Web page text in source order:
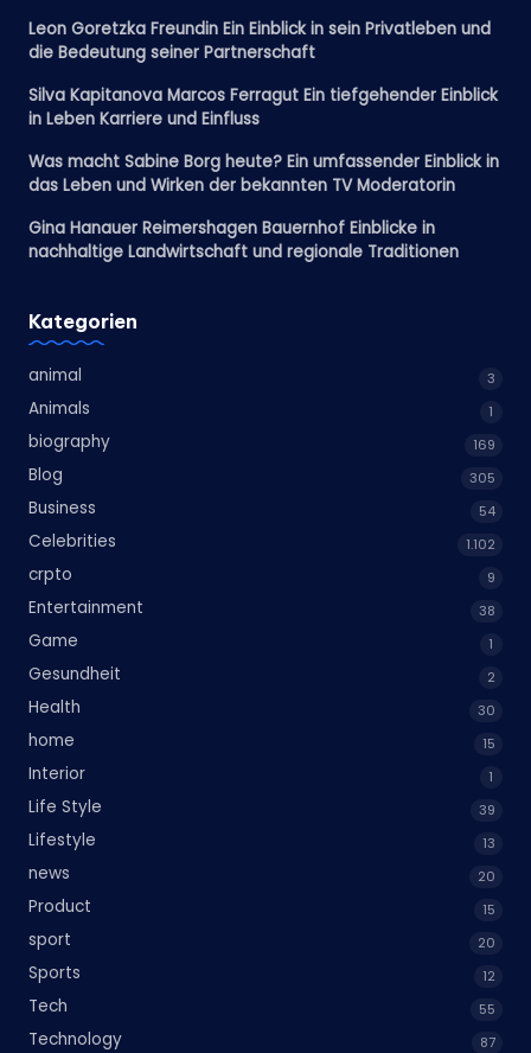
Leon Goretzka Freundin Ein Einblick in sein Privatleben und
die Bedeutung seiner Partnerschaft
Silva Kapitanova Marcos Ferragut Ein tiefgehender Einblick
in Leben Karriere und Einfluss
Was macht Sabine Borg heute? Ein umfassender Einblick in
das Leben und Wirken der bekannten TV Moderatorin
Gina Hanauer Reimershagen Bauernhof Einblicke in
nachhaltige Landwirtschaft und regionale Traditionen
Kategorien
animal 3
Animals 1
biography 169
Blog 305
Business 54
Celebrities 1.102
crpto 9
Entertainment 38
Game 1
Gesundheit 2
Health 30
home 15
Interior 1
Life Style 39
Lifestyle 13
news 20
Product 15
sport 20
Sports 12
Tech 55
Technology 87